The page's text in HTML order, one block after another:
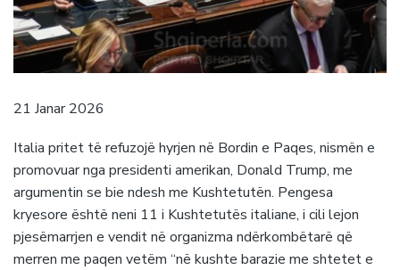
21 Janar 2026
Italia pritet të refuzojë hyrjen në Bordin e Paqes, nismën e
promovuar nga presidenti amerikan, Donald Trump, me
argumentin se bie ndesh me Kushtetutën. Pengesa
kryesore është neni 11 i Kushtetutës italiane, i cili lejon
pjesëmarrjen e vendit në organizma ndërkombëtarë që
merren me paqen vetëm “në kushte barazie me shtetet e